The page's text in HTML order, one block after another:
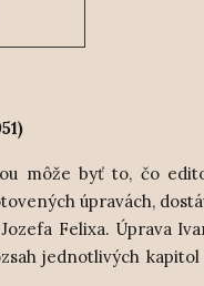
môže byť to, čo
úpravách,
Felixa. Úprava
jednotlivých kapitol